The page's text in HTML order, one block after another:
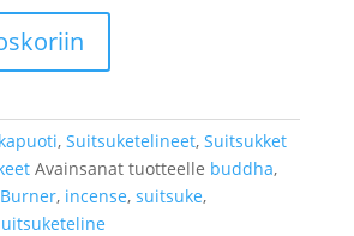
, Suitsuketelineet, Suitsukket
Avainsanat tuotteelle buddha,
, incense, suitsuke,